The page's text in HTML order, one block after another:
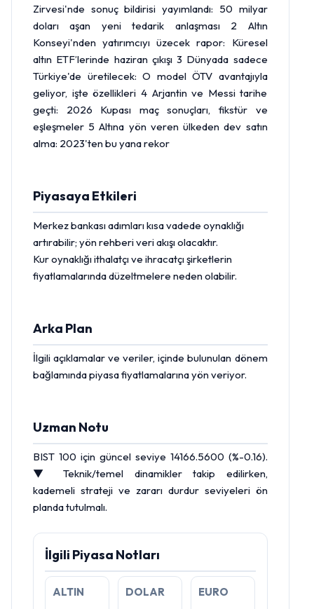
Zirvesi'nde sonuç bildirisi yayımlandı: 50 milyar
doları aşan yeni tedarik anlaşması 2 Altın
Konseyi'nden yatırımcıyı üzecek rapor: Küresel
altın ETF’lerinde haziran çıkışı 3 Dünyada sadece
Türkiye'de üretilecek: O model ÖTV avantajıyla
geliyor, işte özellikleri 4 Arjantin ve Messi tarihe
geçti: 2026 Kupası maç sonuçları, fikstür ve
eşleşmeler 5 Altına yön veren ülkeden dev satın
alma: 2023'ten bu yana rekor
Piyasaya Etkileri
Merkez bankasıadımları kısa vadede oynaklığı
artırabilir; yön rehberi veri akışı olacaktır.
Kur oynaklığı ithalatçı ve ihracatçı şirketlerin
fiyatlamalarında düzeltmelere neden olabilir.
Arka Plan
İlgili açıklamalar ve veriler, içinde bulunulan dönem
bağlamında piyasa fiyatlamalarına yön veriyor.
Uzman Notu
BIST 100 için güncel seviye 14166.5600 (%-0.16).
▼ Teknik/temel dinamikler takip edilirken,
kademeli strateji ve zararı durdur seviyeleri ön
planda tutulmalı.
İlgili Piyasa Notları
ALTIN
DOLAR
EURO